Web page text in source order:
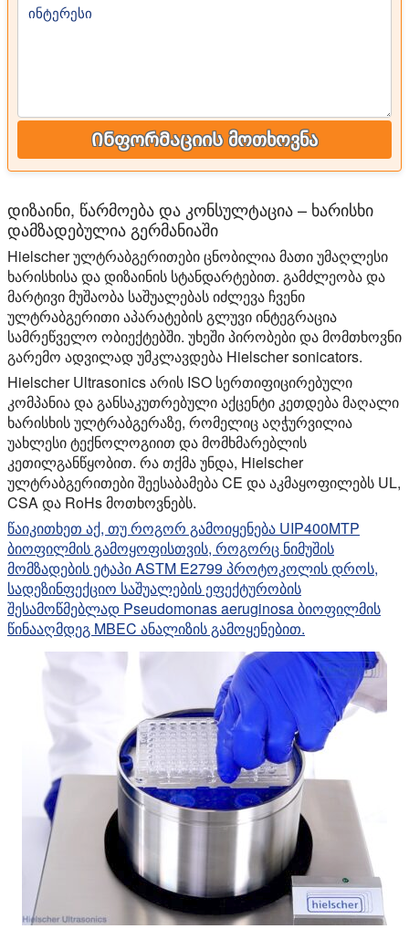
ინტერესი
Ინფორმაციის მოთხოვნა
დიზაინი, წარმოება და კონსულტაცია – ხარისხი
დამზადებულია გერმანიაში
Hielscher ულტრაბგერითები ცნობილია მათი უმაღლესი
ხარისხისა და დიზაინის სტანდარტებით. გამძლეობა და
მარტივი მუშაობა საშუალებას იძლევა ჩვენი
ულტრაბგერითი აპარატების გლუვი ინტეგრაცია
სამრეწველო ობიექტებში. უხეში პირობები და მომთხოვნი
გარემო ადვილად უმკლავდება Hielscher sonicators.
Hielscher Ultrasonics არის ISO სერთიფიცირებული
კომპანია და განსაკუთრებული აქცენტი კეთდება მაღალი
ხარისხის ულტრაბგერაზე, რომელიც აღჭურვილია
უახლესი ტექნოლოგიით და მომხმარებლის
კეთილგანწყობით. რა თქმა უნდა, Hielscher
ულტრაბგერითები შეესაბამება CE და აკმაყოფილებს UL,
CSA და RoHs მოთხოვნებს.
წაიკითხეთ აქ, თუ როგორ გამოიყენება UIP400MTP
ბიოფილმის გამოყოფისთვის, როგორც ნიმუშის
მომზადების ეტაპი ASTM E2799 პროტოკოლის დროს,
სადეზინფექციო საშუალების ეფექტურობის
შესამოწმებლად Pseudomonas aeruginosa ბიოფილმის
წინააღმდეგ MBEC ანალიზის გამოყენებით.